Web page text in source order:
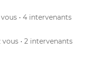
vous • 4 intervenants
vous • 2 intervenants